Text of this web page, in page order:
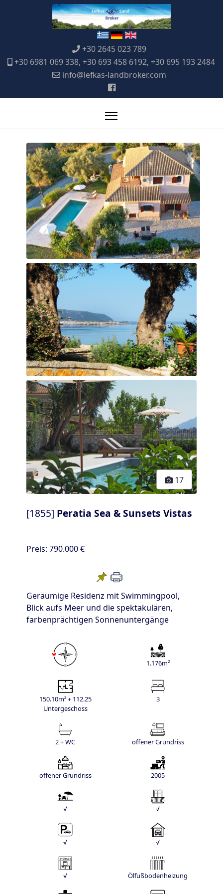
+30 2645 023 789
+30 6981 069 338, +30 693 458 6192, +30 695 193 2484
info@lefkas-landbroker.com
17
[1855] Peratia Sea & Sunsets Vistas
Preis: 790.000 €
Geräumige Residenz mit Swimmingpool,
Blick aufs Meer und die spektakulären,
farbenprächtigen Sonnenuntergänge
1.176m²
150.10m² + 112.25
Untergeschoss
3
2 + WC offener Grundriss
offener Grundriss 2005
√ √
√ √
√ Ölfußbodenheizung